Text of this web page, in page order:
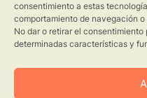
consentimiento a estas
comportamiento de navegación
No dar o retirar el
determinadas características y
regenera@creaf.uab.cat